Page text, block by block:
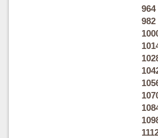
964
982